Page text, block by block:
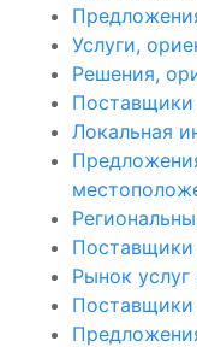
Услуги,
Решения,
Поставщики
Локальная
Поставщики
Рынок
Поставщики